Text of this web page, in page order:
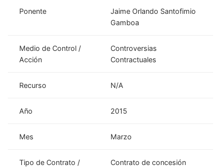
Ponente
Jaime Orlando Santofimio
Gamboa
Medio de Control /
Acción
Controversias
Contractuales
Recurso N/A
Año 2015
Mes Marzo
Tipo de Contrato /
Contrato de concesión